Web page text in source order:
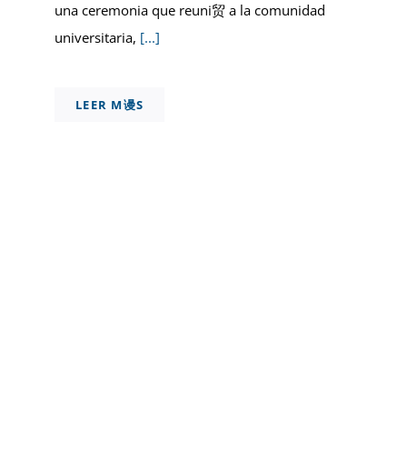
una ceremonia que reuni贸 a la comunidad
universitaria, [...]
LEER M谩S